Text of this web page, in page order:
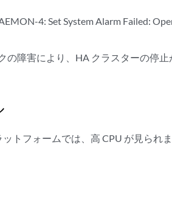
4: Set System Alarm Failed:
の障害により、HA クラスターの停
トフォームでは、高 CPU が見られま